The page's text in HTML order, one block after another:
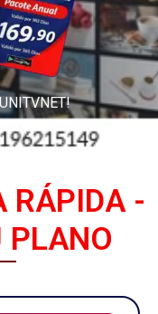
RÁPIDA -
PLANO